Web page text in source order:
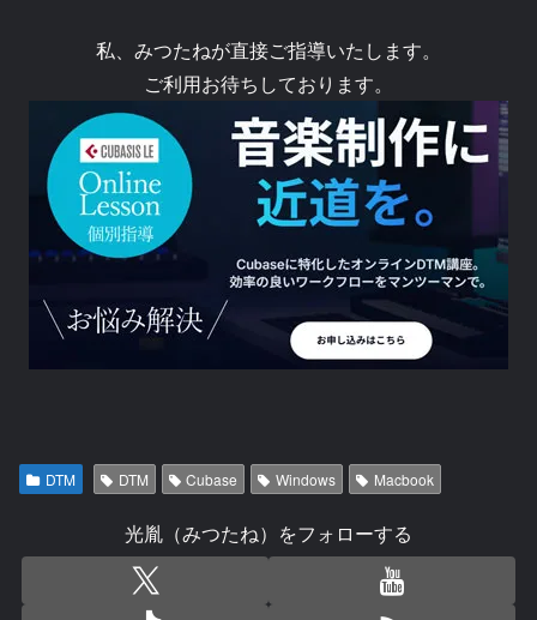
私、みつたねが直接ご指導いたします。
ご利用お待ちしております。
DTM DTM Cubase Windows Macbook
光胤（みつたね）をフォローする